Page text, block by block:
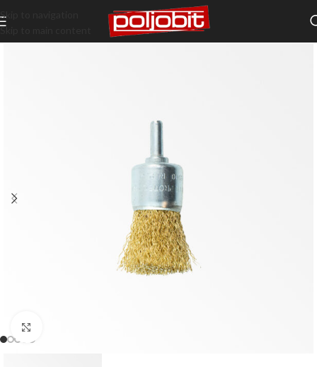
Skip to navigation
Skip to main content